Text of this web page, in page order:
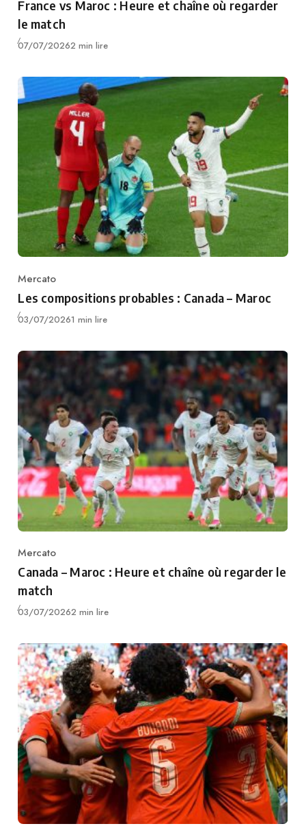
France vs Maroc : Heure et chaîne où regarder
le match
Publié
07/07/20262 min lire
Category
Mercato
Les compositions probables : Canada – Maroc
Publié
03/07/20261 min lire
Category
Mercato
Canada – Maroc : Heure et chaîne où regarder le
match
Publié
03/07/20262 min lire